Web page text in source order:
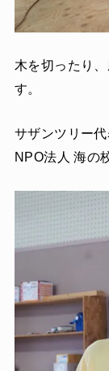
木を切ったり
す。
サザンツリー
NPO法人 海の